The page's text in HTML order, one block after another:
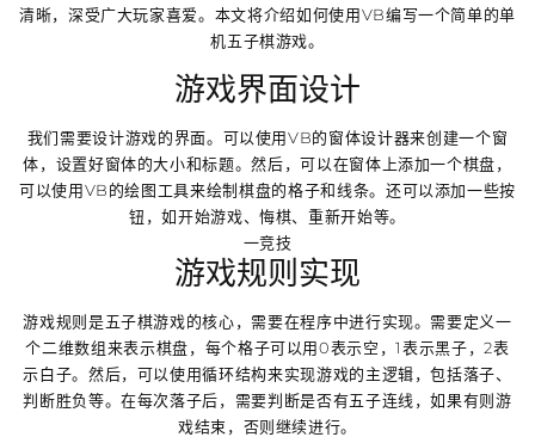
清晰，深受广大玩家喜爱。本文将介绍如何使用VB编写一个简单的单
机五子棋游戏。
游戏界面设计
我们需要设计游戏的界面。可以使用VB的窗体设计器来创建一个窗
体，设置好窗体的大小和标题。然后，可以在窗体上添加一个棋盘，
可以使用VB的绘图工具来绘制棋盘的格子和线条。还可以添加一些按
钮，如开始游戏、悔棋、重新开始等。
一竞技
游戏规则实现
游戏规则是五子棋游戏的核心，需要在程序中进行实现。需要定义一
个二维数组来表示棋盘，每个格子可以用0表示空，1表示黑子，2表
示白子。然后，可以使用循环结构来实现游戏的主逻辑，包括落子、
判断胜负等。在每次落子后，需要判断是否有五子连线，如果有则游
戏结束，否则继续进行。